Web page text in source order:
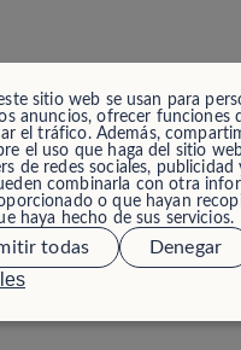
sitio web se usan para
anuncios, ofrecer funciones
el tráfico. Además,
el uso que haga del sitio
de redes sociales, publicidad
combinarla con otra
o que hayan
haya hecho de sus servicios.
todas Denegar